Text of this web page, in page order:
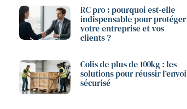
RC pro : pourquoi est-elle
indispensable pour protéger
votre entreprise et vos
clients ?
Colis de plus de 100kg : les
solutions pour réussir l’envoi
sécurisé